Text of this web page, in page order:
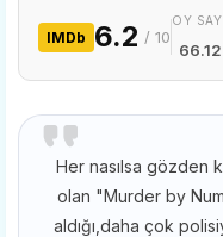
IMDb 6.2 / 10
OY
Her nasılsa gözden
olan "Murder by
aldığı,daha çok